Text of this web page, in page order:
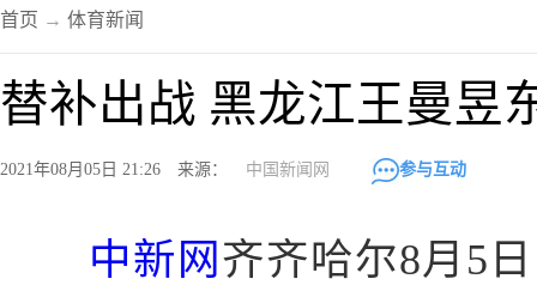
首页 → 体育新闻
替补出战 黑龙江王曼昱
2021年08月05日 21:26 来源： 中国新闻网 参与互动
中新网 齐齐哈尔8月5